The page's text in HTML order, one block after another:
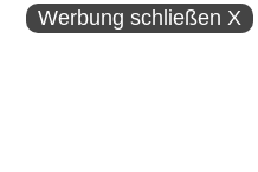
Werbung schließen X